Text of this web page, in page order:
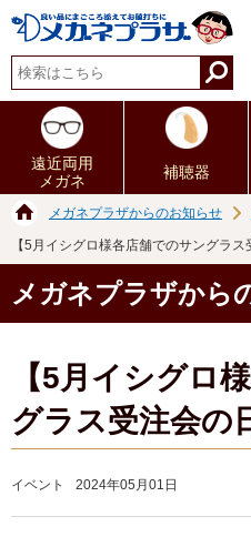
遠近両用
メガネ
補聴器
メガネプラザからのお知らせ
【5月イシグロ様各店舗でのサングラス
メガネプラザから
【5月イシグロ
グラス受注会の
イベント 2024年05月01日